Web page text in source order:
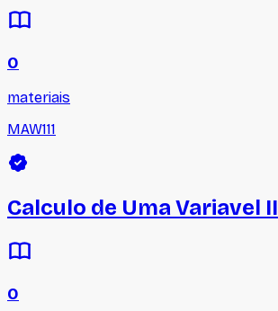
0
materiais
MAW111
Calculo de Uma Variavel II
0